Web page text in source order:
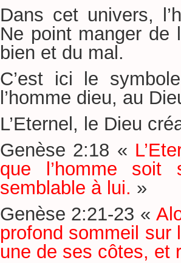
Dans cet univers,
Ne point manger de
bien et du mal.
C’est ici le
l’homme dieu, au
L’Eternel, le Dieu
Genèse 2:18 «
que l’homme
semblable à lui. »
Genèse 2:21-23 «
profond sommeil sur
une de ses côtes, et